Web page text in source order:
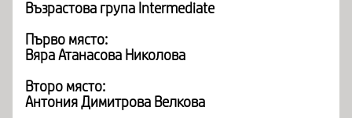
Възрастова група Intermediate
Първо място:
Вяра Атанасова Николова
Второ място:
Антония Димитрова Велкова